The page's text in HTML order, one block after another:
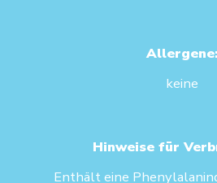
Allergene:
keine
Hinweise für
Enthält eine